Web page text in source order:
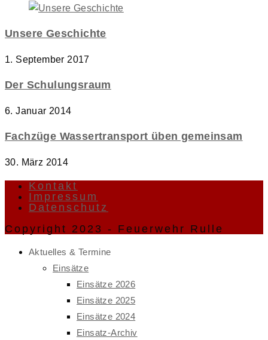
Unsere Geschichte
1. September 2017
Der Schulungsraum
6. Januar 2014
Fachzüge Wassertransport üben gemeinsam
30. März 2014
Kontakt
Impressum
Datenschutz
Copyright 2023 - Feuerwehr Rulle
Aktuelles & Termine
Einsätze
Einsätze 2026
Einsätze 2025
Einsätze 2024
Einsatz-Archiv